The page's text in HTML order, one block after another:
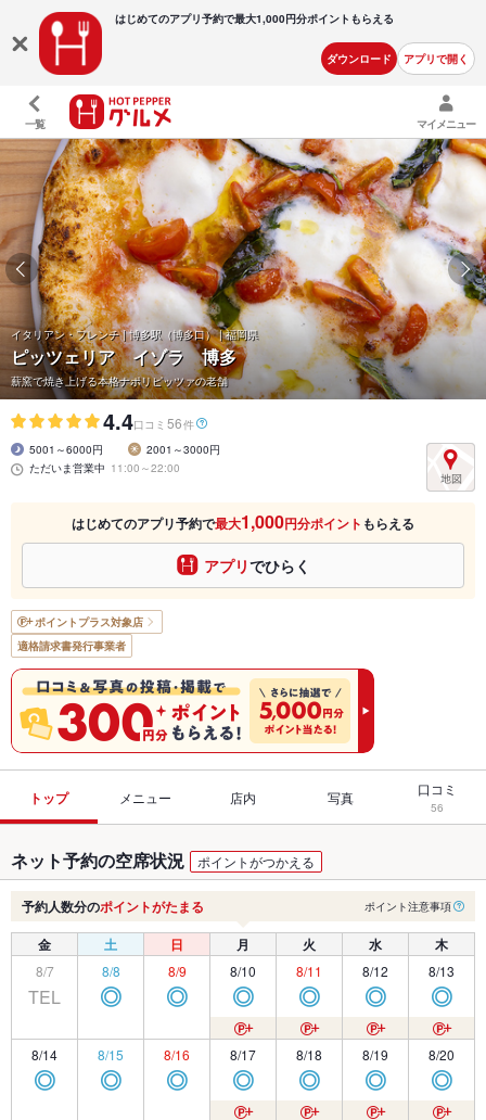
はじめてのアプリ予約で最大1,000円分ポイントもらえる
ダウンロード アプリで開く
一覧 マイメニュー
イタリアン・フレンチ | 博多駅（博多口） | 福岡県
ピッツェリア イゾラ 博多
薪窯で焼き上げる本格ナポリピッツァの老舗
4.4口コミ 56件
5001～6000円
2001～3000円
ただいま営業中 11:00～22:00
はじめてのアプリ予約で最大1,000円分ポイント もらえる
アプリでひらく
ポイントプラス対象店
適格請求書発行事業者
トップ メニュー 店内 写真 口コミ
56
ネット予約の空席状況 ポイントがつかえる
予約人数分のポイントがたまる ポイント注意事項
金 土 日 月 火 水 木
8/7
TEL
8/8
◎
8/9
◎
8/10
◎
8/11
◎
8/12
◎
8/13
◎
8/14
◎
8/15
◎
8/16
◎
8/17
◎
8/18
◎
8/19
◎
8/20
◎